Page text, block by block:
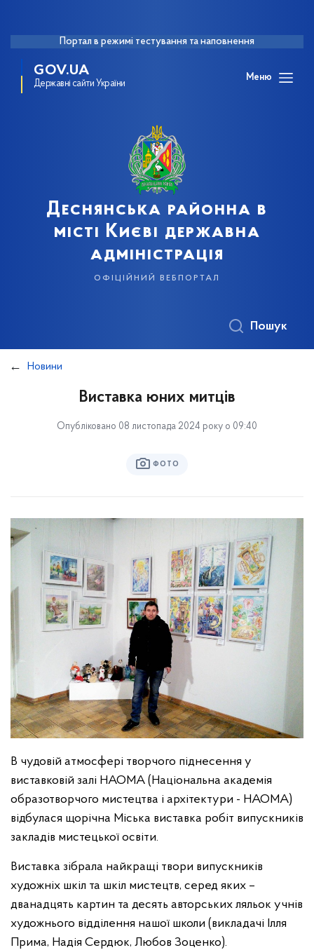
Портал в режимі тестування та наповнення
GOV.UA
Державні сайти України
Меню
Деснянська районна в
місті Києві державна
адміністрація
офіційний вебпортал
Пошук
Новини
Виставка юних митців
Опубліковано 08 листопада 2024 року о 09:40
ФОТО
В чудовій атмосфері творчого піднесення у
виставковій залі НАОМА (Національна академія
образотворчого мистецтва і архітектури - НАОМА)
відбулася щорічна Міська виставка робіт випускників
закладів мистецької освіти.
Виставка зібрала найкращі твори випускників
художніх шкіл та шкіл мистецтв, серед яких –
дванадцять картин та десять авторських ляльок учнів
художнього відділення нашої школи (викладачі Ілля
Прима, Надія Сердюк, Любов Зоценко).